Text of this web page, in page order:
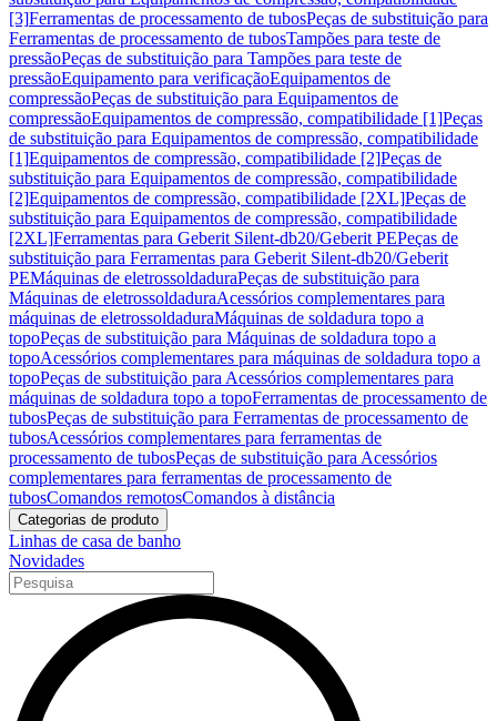
[3]Ferramentas de processamento de tubosPeças de substituição para
Ferramentas de processamento de tubosTampões para teste de
pressãoPeças de substituição para Tampões para teste de
pressãoEquipamento para verificaçãoEquipamentos de
compressãoPeças de substituição para Equipamentos de
compressãoEquipamentos de compressão, compatibilidade [1]Peças
de substituição para Equipamentos de compressão, compatibilidade
[1]Equipamentos de compressão, compatibilidade [2]Peças de
substituição para Equipamentos de compressão, compatibilidade
[2]Equipamentos de compressão, compatibilidade [2XL]Peças de
substituição para Equipamentos de compressão, compatibilidade
[2XL]Ferramentas para Geberit Silent-db20/Geberit PEPeças de
substituição para Ferramentas para Geberit Silent-db20/Geberit
PEMáquinas de eletrossoldaduraPeças de substituição para
Máquinas de eletrossoldaduraAcessórios complementares para
máquinas de eletrossoldaduraMáquinas de soldadura topo a
topoPeças de substituição para Máquinas de soldadura topo a
topoAcessórios complementares para máquinas de soldadura topo a
topoPeças de substituição para Acessórios complementares para
máquinas de soldadura topo a topoFerramentas de processamento de
tubosPeças de substituição para Ferramentas de processamento de
tubosAcessórios complementares para ferramentas de
processamento de tubosPeças de substituição para Acessórios
complementares para ferramentas de processamento de
tubosComandos remotosComandos à distância
Categorias de produto
Linhas de casa de banho
Novidades